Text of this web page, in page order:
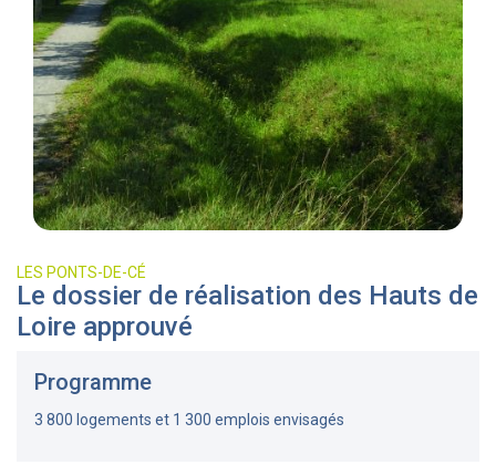
LES PONTS-DE-CÉ
Le dossier de réalisation des Hauts de
Loire approuvé
Programme
3 800 logements et 1 300 emplois envisagés